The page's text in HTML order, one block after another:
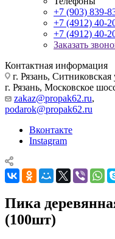
+7 (903) 839-
+7 (4912) 40-
+7 (4912) 40-
Заказать
Контактная информация
г. Рязань,
г. Рязань, Московское
zakaz@propak62.ru,
podarok@propak62.ru
Вконтакте
Instagram
Пика
(100шт)